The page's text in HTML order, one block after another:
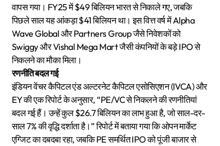
वापस गया। FY25 में $49 बिलियन भारत से निकाले गए, जबकि
पिछले साल यह आंकड़ा $41 बिलियन था। इस वित्त वर्ष में Alpha
Wave Global और Partners Group जैसे निवेशकों को
Swiggy और Vishal Mega Mart जैसी कंपनियों के बड़े IPO से
निकलने का मौका मिला।
रणनीति बदल गई
इंडियन वेंचर कैपिटल एंड अल्टरनेट कैपिटल एसोसिएशन (IVCA) और
EY की एक रिपोर्ट के अनुसार, “PE/VC से निकलने की रणनीतियां
बदल गई हैं। उन्हें कुल $26.7 बिलियन का लाभ हुआ है, जो साल-दर-
साल 7% की वृद्धि दर्शाता है।” रिपोर्ट में बताया गया कि ओपन मार्केट
एग्जिट का दबदबा रहा, जबकि PE समर्थित IPO को पूंजी बाजार से